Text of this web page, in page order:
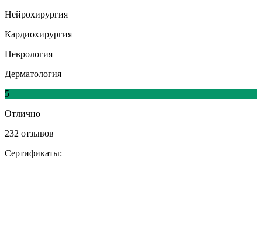
Нейрохирургия
Кардиохирургия
Неврология
Дерматология
5
Отлично
232 отзывов
Сертификаты: